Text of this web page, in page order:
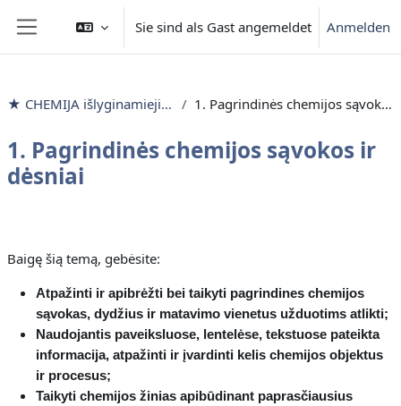
Website-Übersicht
Sie sind als Gast angemeldet Anmelden
★ CHEMIJA išlyginamieji mokymai 1. Pagrindinės chemijos sąvokos ir dėsniai
1. Pagrindinės chemijos sąvokos ir
dėsniai
Baigę šią temą, gebėsite:
Atpažinti ir apibrėžti bei taikyti pagrindines chemijos
sąvokas, dydžius ir matavimo vienetus užduotims atlikti;
Naudojantis paveiksluose, lentelėse, tekstuose pateikta
informacija, atpažinti ir įvardinti kelis chemijos objektus
ir procesus;
Taikyti chemijos žinias apibūdinant paprasčiausius